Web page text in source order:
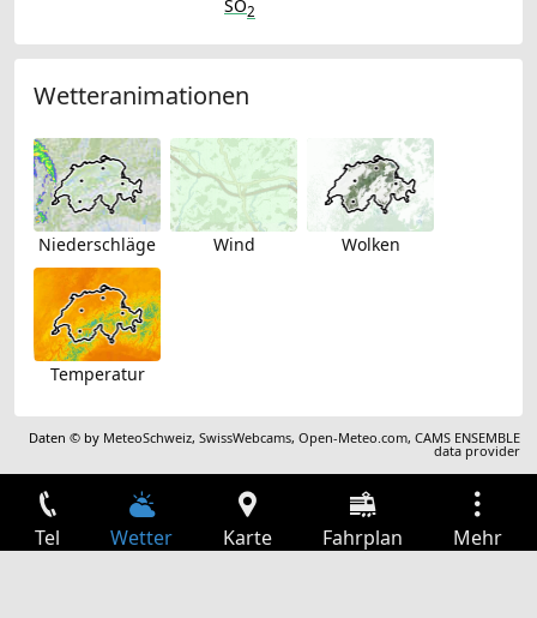
SO2
Wetteranimationen
Niederschläge Wind Wolken
Temperatur
Daten © by MeteoSchweiz,SwissWebcams,Open-Meteo.com,CAMS ENSEMBLE
data provider
Tel Wetter Karte Fahrplan Mehr